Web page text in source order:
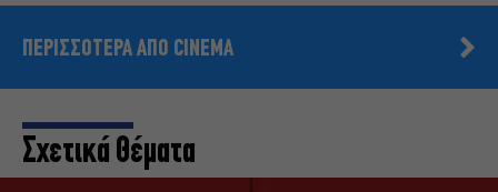
ΠΕΡΙΣΣΟΤΕΡΑ ΑΠΟ CINEMA
Σχετικά Θέματα